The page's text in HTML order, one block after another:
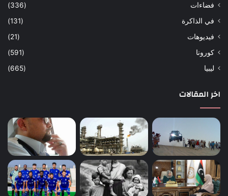
فضاءات
(336)
في الذاكرة
(131)
فيديوهات
(21)
كورونا
(591)
ليبيا
(665)
اخر المقالات